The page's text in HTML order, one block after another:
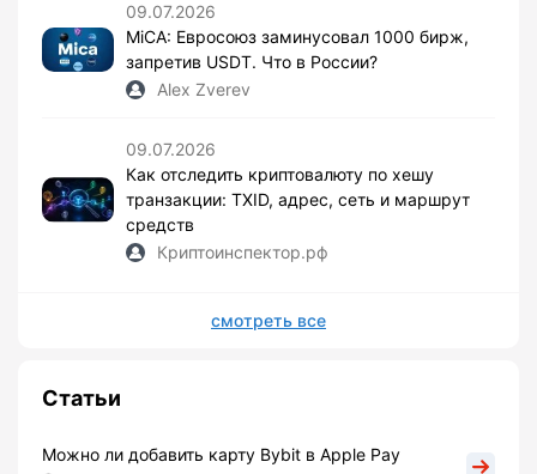
09.07.2026
MiCA: Евросоюз заминусовал 1000 бирж,
запретив USDT. Что в России?
Alex Zverev
09.07.2026
Как отследить криптовалюту по хешу
транзакции: TXID, адрес, сеть и маршрут
средств
Криптоинспектор.рф
смотреть все
Статьи
Можно ли добавить карту Bybit в Apple Pay